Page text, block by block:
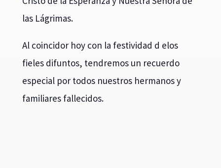
las Lágrimas.
Al coincidor hoy con la festividad d elos
fieles difuntos, tendremos un recuerdo
especial por todos nuestros hermanos y
familiares fallecidos.